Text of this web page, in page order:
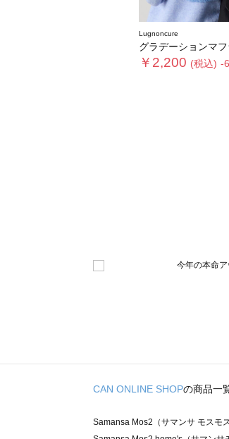
Lugnoncure
グラデーションマ
￥2,200 (税込) -
CAN ONLINE SHOPの商品一
Samansa Mos2（サマンサ モスモ